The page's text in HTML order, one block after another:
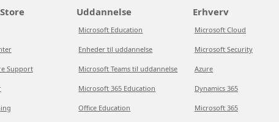
Support
Uddannelse
Microsoft Education
Enheder til uddannelse
Microsoft Teams til uddannelse
Microsoft 365 Education
Office Education
Erhverv
Microsoft Cloud
Microsoft Security
Azure
Dynamics 365
Microsoft 365